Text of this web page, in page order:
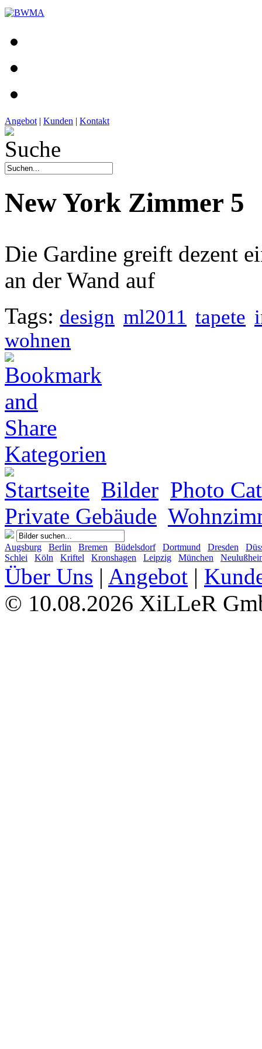
Angebot | Kunden | Kontakt
New York Zimmer 5
Die Gardine greift dezent
an der Wand auf
Tags: design ml2011 tapete
wohnen
Kategorien
Startseite Bilder Photo
Private Gebäude
Augsburg Berlin Bremen Büdelsdorf Dortmund Dresden
Schlei
Köln Kriftel Kronshagen Leipzig München
Über Uns | Angebot |
© 10.08.2026 XiLLeR